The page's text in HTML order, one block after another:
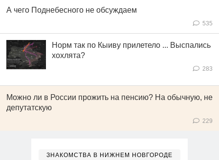
А чего Поднебесного не обсуждаем
535
Норм так по Кыиву прилетело ... Выспались
хохлята?
283
Можно ли в России прожить на пенсию? На обычную, не
депутатскую
229
ЗНАКОМСТВА В НИЖНЕМ НОВГОРОДЕ